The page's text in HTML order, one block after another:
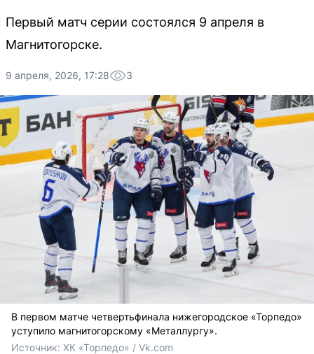
Первый матч серии состоялся 9 апреля в
Магнитогорске.
9 апреля, 2026, 17:28 3
В первом матче четвертьфинала нижегородское «Торпедо»
уступило магнитогорскому «Металлургу».
Источник: ХК «Торпедо» / Vk.com